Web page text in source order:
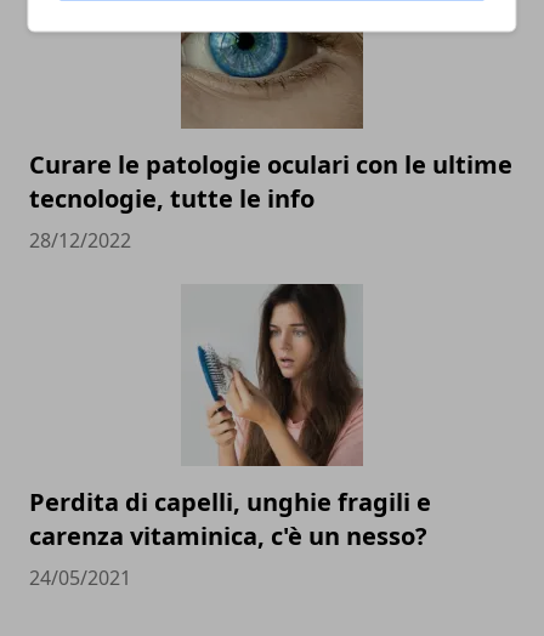
Curare le patologie oculari con le ultime
tecnologie, tutte le info
28/12/2022
Perdita di capelli, unghie fragili e
carenza vitaminica, c'è un nesso?
24/05/2021